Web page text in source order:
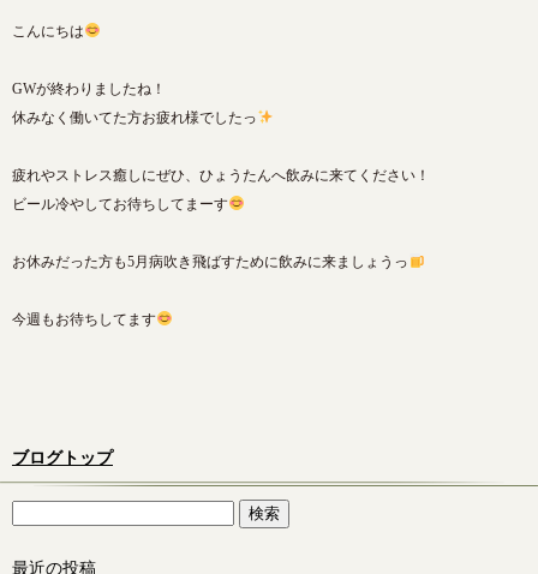
こんにちは
GWが終わりましたね！
休みなく働いてた方お疲れ様でしたっ
疲れやストレス癒しにぜひ、ひょうたんへ飲みに来てください！
ビール冷やしてお待ちしてまーす
お休みだった方も5月病吹き飛ばすために飲みに来ましょうっ
今週もお待ちしてます
ブログトップ
最近の投稿